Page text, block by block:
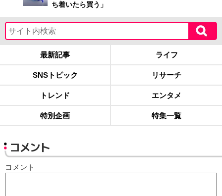
ち着いたら買う」
最新記事 ライフ
SNSトピック リサーチ
トレンド エンタメ
特別企画 特集一覧
コメント
コメント